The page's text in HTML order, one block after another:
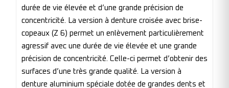
durée de vie élevée et d’une grande précision de
concentricité. La version à denture croisée avec brise-
copeaux (Z 6) permet un enlèvement particulièrement
agressif avec une durée de vie élevée et une grande
précision de concentricité. Celle-ci permet d’obtenir des
surfaces d’une très grande qualité. La version à
denture aluminium spéciale dotée de grandes dents et